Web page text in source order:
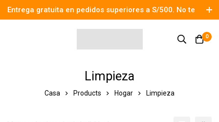
Entrega gratuita en pedidos superiores a S/500. No te
pierdas el descuento.
0
Limpieza
Casa Products Hogar Limpieza